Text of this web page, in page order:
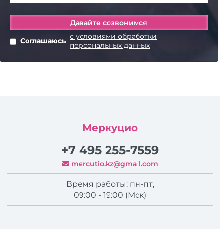
Соглашаюсь с условиями обработки
персональных данных
Меркуцио
+7 495 255-7559
mercutio.kz@gmail.com
Время работы: пн-пт,
09:00 - 19:00 (Мск)